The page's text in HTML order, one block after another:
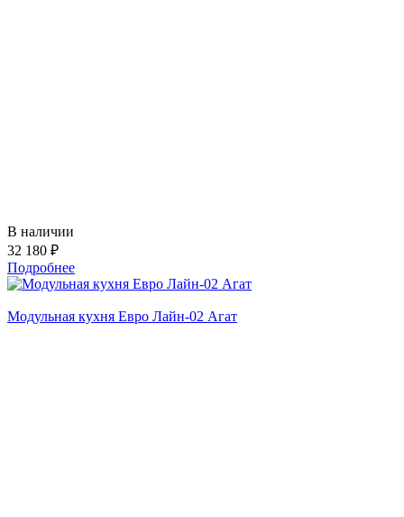
В наличии
32 180 ₽
Подробнее
Модульная кухня Евро Лайн-02 Агат